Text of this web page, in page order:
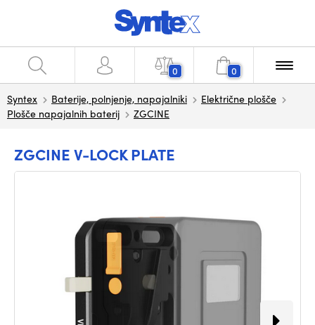
0 0
Syntex Baterije, polnjenje, napajalniki
Električne plošče
Plošče napajalnih baterij
ZGCINE
ZGCINE V-LOCK PLATE